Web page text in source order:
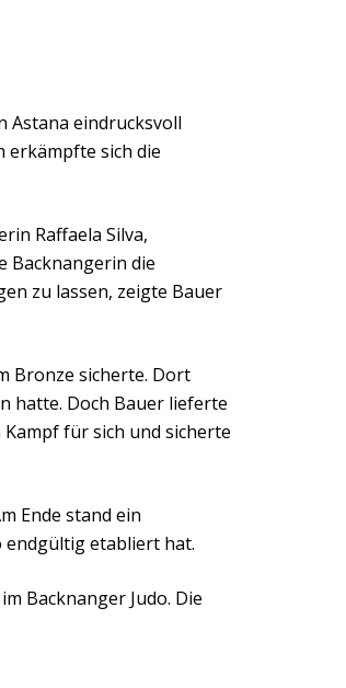
Astana eindrucksvoll
erkämpfte sich die
Raffaela Silva,
Backnangerin die
zu lassen, zeigte Bauer
Bronze sicherte. Dort
hatte. Doch Bauer lieferte
für sich und sicherte
Ende stand ein
endgültig etabliert hat.
Backnanger Judo. Die